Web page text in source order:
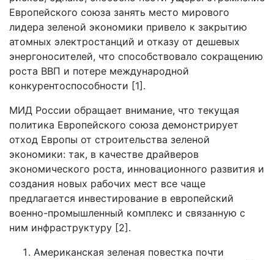
Европейского союза занять место мирового
лидера зеленой экономики привело к закрытию
атомных электростанций и отказу от дешевых
энергоносителей, что способствовало сокращению
роста ВВП и потере международной
конкурентоспособности [1].
МИД России обращает внимание, что текущая
политика Европейского союза демонстрирует
отход Европы от строительства зеленой
экономики: так, в качестве драйверов
экономического роста, инновационного развития и
создания новых рабочих мест все чаще
предлагается инвестирование в европейский
военно-промышленный комплекс и связанную с
ним инфраструктуру [2].
Американская зеленая повестка почти